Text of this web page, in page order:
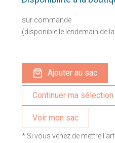
sur commande
(disponible le lendemain de
Ajouter au sac
Voir mon sac
* Si vous venez de mettre